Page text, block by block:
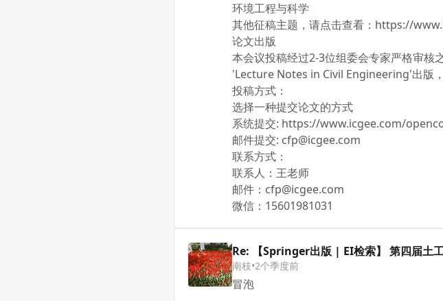
环境工程与科学
其他征稿主题，请点击查看：https://
论文出版
本会议投稿经过2-3位组委会专家严格审
'Lecture Notes in Civil Engineering'出版
投稿方式：
选择一种提交论文的方式
系统提交: https://www.icgee.com/
邮件提交: cfp@icgee.com
联系方式：
联系人：王老师
邮件：cfp@icgee.com
微信：15601981031
Re: 【Springer出版 | EI检索】 第四届土
南枝•2个季度前
冒泡